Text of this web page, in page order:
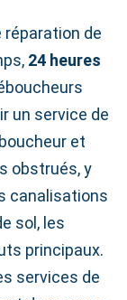
de
24 heures
un service de
et
obstrués, y
canalisations
sol, les
principaux.
services de